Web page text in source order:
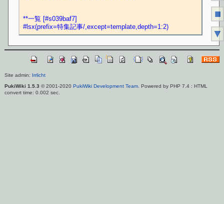
**一覧 [#s039baf7]
#lsx(prefix=特集記事/,except=template,depth=1:2)
Site admin: Irrlicht
PukiWiki 1.5.3 © 2001-2020 PukiWiki Development Team. Powered by PHP 7.4 : HTML
convert time: 0.002 sec.
■
▼